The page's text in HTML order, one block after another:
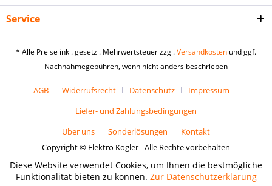
Service
* Alle Preise inkl. gesetzl. Mehrwertsteuer zzgl.Versandkosten und ggf.
Nachnahmegebühren, wenn nicht anders beschrieben
AGB Widerrufsrecht Datenschutz
Impressum
Liefer- und Zahlungsbedingungen
Über uns
Sonderlösungen
Kontakt
Copyright © Elektro Kogler - Alle Rechte vorbehalten
Diese Website verwendet Cookies, um Ihnen die bestmögliche
Funktionalität bieten zu können. Zur Datenschutzerklärung